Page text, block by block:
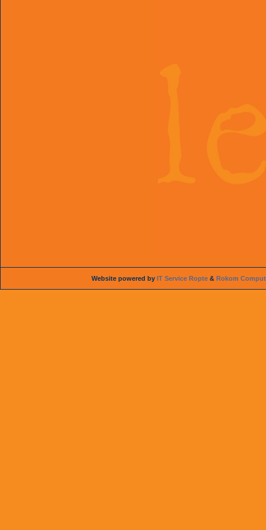
Website powered by IT Service Ropte & Rokom